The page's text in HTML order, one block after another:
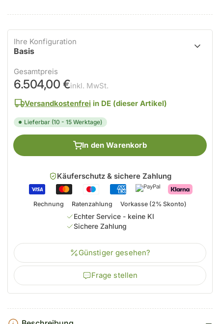
Ihre Konfiguration
Basis
Gesamtpreis
6.504,00 €inkl. MwSt.
Versandkostenfrei in DE (dieser Artikel)
Lieferbar (10 - 15 Werktage)
In den Warenkorb
Käuferschutz & sichere Zahlung
Rechnung Ratenzahlung Vorkasse (2% Skonto)
Echter Service - keine KI
Sichere Zahlung
Günstiger gesehen?
Frage stellen